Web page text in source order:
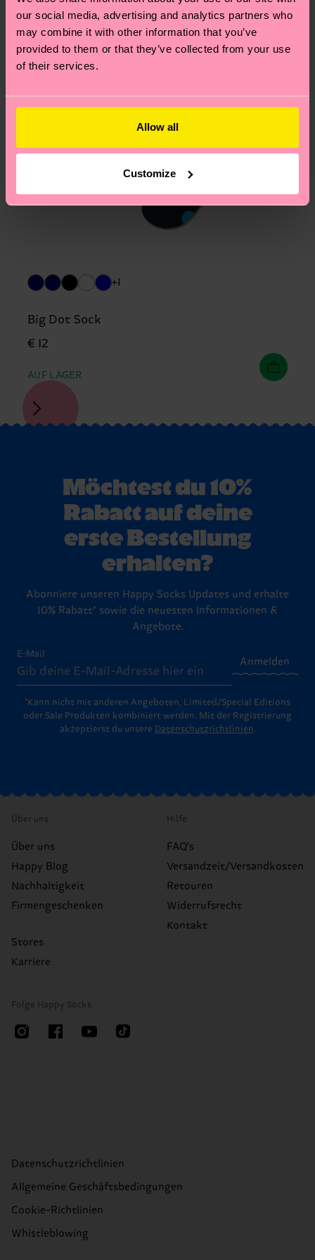
our social media, advertising and analytics partners who
may combine it with other information that you’ve
provided to them or that they’ve collected from your use
of their services.
Allow all
Customize
am häufigsten gestellten Fragen.
+1
Big Dot Sock
€ 12
AUF LAGER
Möchtest du 10%
Rabatt auf deine
erste Bestellung
erhalten?
Abonniere unseren Happy Socks Updates und erhalte
10% Rabatt* sowie die neuesten Informationen &
Angebote.
E-Mail
Anmelden
*Kann nicht mit anderen Angeboten, Limited/Special Editions
oder Sale Produkten kombiniert werden. Mit der Registrierung
akzeptierst du unsere Datenschutzrichtlinien.
Über uns
Über uns
Happy Blog
Nachhaltigkeit
Firmengeschenken
Stores
Karriere
Hilfe
FAQ's
Versandzeit/Versandkosten
Retouren
Widerrufsrecht
Kontakt
Folge Happy Socks
Datenschutzrichtlinien
Allgemeine Geschäftsbedingungen
Cookie-Richtlinien
Whistleblowing